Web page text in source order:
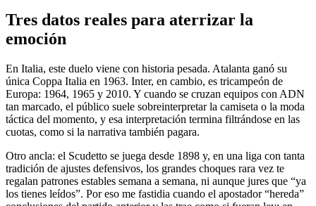
Tres datos reales para aterrizar la
emoción
En Italia, este duelo viene con historia pesada. Atalanta ganó su
única Coppa Italia en 1963. Inter, en cambio, es tricampeón de
Europa: 1964, 1965 y 2010. Y cuando se cruzan equipos con ADN
tan marcado, el público suele sobreinterpretar la camiseta o la moda
táctica del momento, y esa interpretación termina filtrándose en las
cuotas, como si la narrativa también pagara.
Otro ancla: el Scudetto se juega desde 1898 y, en una liga con tanta
tradición de ajustes defensivos, los grandes choques rara vez te
regalan patrones estables semana a semana, ni aunque jures que “ya
los tienes leídos”. Por eso me fastidia cuando el apostador “hereda”